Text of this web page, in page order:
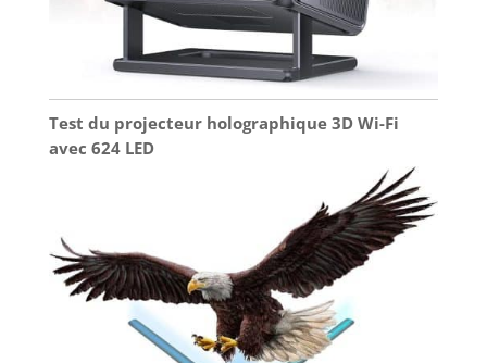
professionnel.
Profitez d’une
expérience sans
effort où que vous
soyez.
Test du projecteur holographique 3D Wi-Fi
avec 624 LED